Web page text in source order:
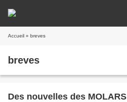
Accueil » breves
breves
Des nouvelles des MOLARS